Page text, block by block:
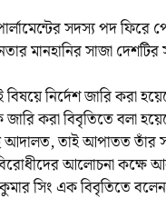
সদস্য পদ ফিরে
মানহানির সাজা
নির্দেশ জারি করা
করা বিবৃতিতে বলা
আদালত, তাই আপাতত তাঁর
আলোচনা
কুমার সিং এক বিবৃতিতে